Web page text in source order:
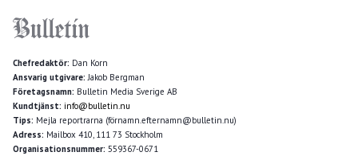
Chefredaktör: Dan Korn
Ansvarig utgivare:Jakob Bergman
Företagsnamn: Bulletin Media Sverige AB
Kundtjänst: info@bulletin.nu
Tips: Mejla reportrarna (förnamn.efternamn@bulletin.nu)
Adress: Mailbox 410, 111 73 Stockholm
Organisationsnummer: 559367-0671